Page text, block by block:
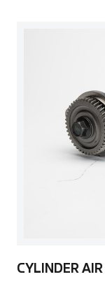
CYLINDER